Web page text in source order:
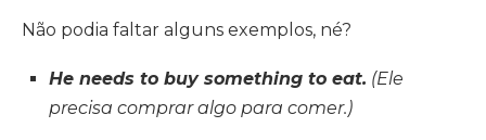
Não podia faltar alguns exemplos, né?
He needs to buy something to eat. (Ele
precisa comprar algo para comer.)